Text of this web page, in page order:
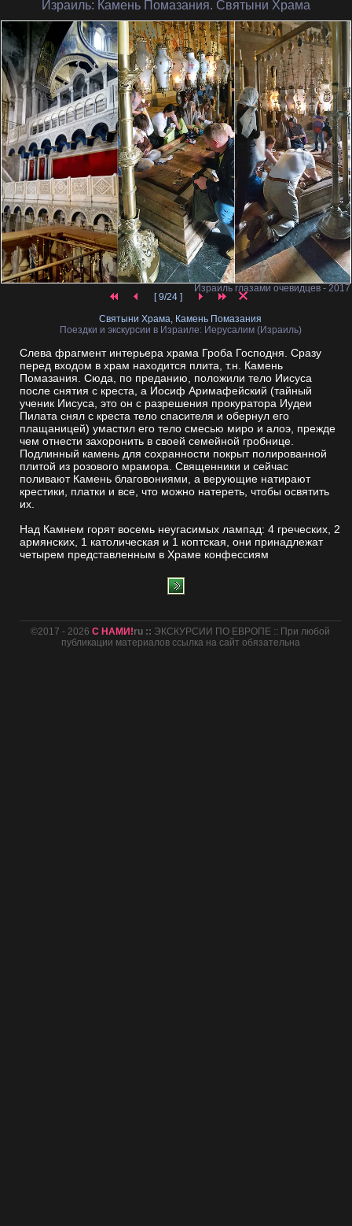
Израиль: Камень Помазания. Святыни Храма
Израиль глазами очевидцев - 2017
[ 9/24 ]
Святыни Храма, Камень Помазания
Поездки и экскурсии в Израиле: Иерусалим (Израиль)
Слева фрагмент интерьера храма Гроба Господня. Сразу
перед входом в храм находится плита, т.н. Камень
Помазания. Сюда, по преданию, положили тело Иисуса
после снятия с креста, а Иосиф Аримафейский (тайный
ученик Иисуса, это он с разрешения прокуратора Иудеи
Пилата снял с креста тело спасителя и обернул его
плащаницей) умастил его тело смесью миро и алоэ, прежде
чем отнести захоронить в своей семейной гробнице.
Подлинный камень для сохранности покрыт полированной
плитой из розового мрамора. Священники и сейчас
поливают Камень благовониями, а верующие натирают
крестики, платки и все, что можно натереть, чтобы освятить
их.
Над Камнем горят восемь неугасимых лампад: 4 греческих, 2
армянских, 1 католическая и 1 коптская, они принадлежат
четырем представленным в Храме конфессиям
©2017 - 2026С НАМИ!ru :: ЭКСКУРСИИ ПО ЕВРОПЕ :: При любой
публикации материалов ссылка на сайт обязательна